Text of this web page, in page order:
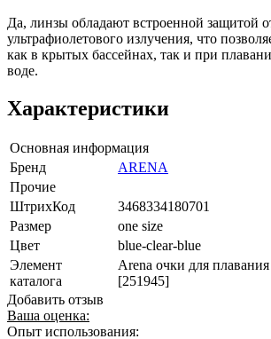
Да, линзы обладают встроенной защитой
ультрафиолетового излучения, что
как в крытых бассейнах, так и при
воде.
Характеристики
Основная информация
Бренд
ARENA
Прочие
ШтрихКод
3468334180701
Размер
one size
Цвет
blue-clear-blue
Элемент
каталога
Arena очки для
[251945]
Добавить отзыв
Ваша оценка:
Опыт использования: